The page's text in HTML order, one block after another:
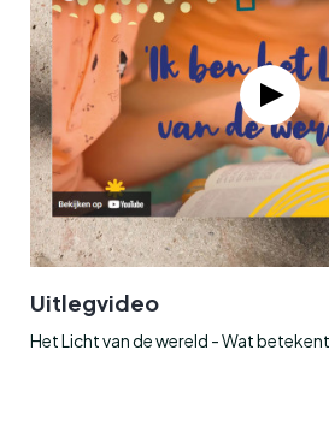
Uitlegvideo
Het Licht van de wereld - Wat